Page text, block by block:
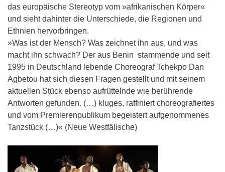
das europäische Stereotyp vom »afrikanischen Körper«
und sieht dahinter die Unterschiede, die Regionen und
Ethnien hervorbringen.
»Was ist der Mensch? Was zeichnet ihn aus, und was
macht ihn schwach? Der aus Benin stammende und seit
1995 in Deutschland lebende Choreograf Tchekpo Dan
Agbetou hat sich diesen Fragen gestellt und mit seinem
aktuellen Stück ebenso aufrüttelnde wie berührende
Antworten gefunden. (…) kluges, raffiniert choreografiertes
und vom Premierenpublikum begeistert aufgenommenes
Tanzstück (…)« (Neue Westfälische)